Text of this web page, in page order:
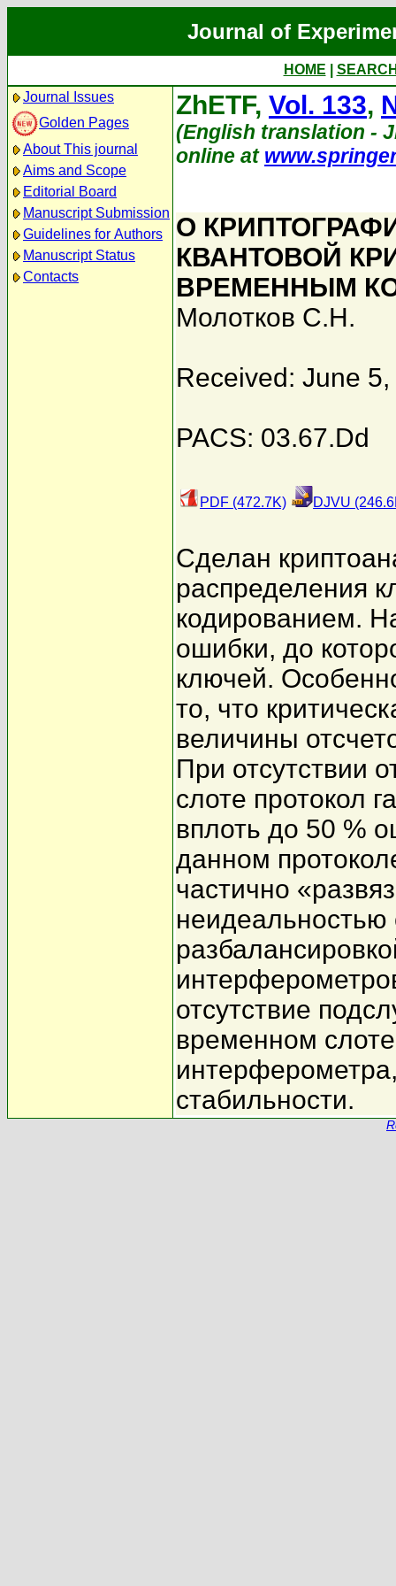
Journal of
HOME
Journal Issues
Golden Pages
About This journal
Aims and Scope
Editorial Board
Manuscript Submission
Guidelines for Authors
Manuscript Status
Contacts
ZhETF, Vol. 133,
(English translation -
online at
О
КВАНТОВОЙ
ВРЕМЕННЫМ
Молотков С.Н.
Received: June
PACS: 03.67.Dd
PDF (472.7K) DJVU
Сделан
распределения
кодированием.
ошибки, до
ключей.
то, что
величины
При отсутствии
слоте протокол
вплоть до 50 %
данном
частично
неидеальностью
отсутствие
временном
стабильности.